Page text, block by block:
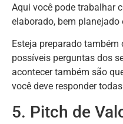
Aqui você pode trabalhar
elaborado, bem planejado
Esteja preparado
possíveis perguntas dos
acontecer também são
você deve responder
5. Pitch de